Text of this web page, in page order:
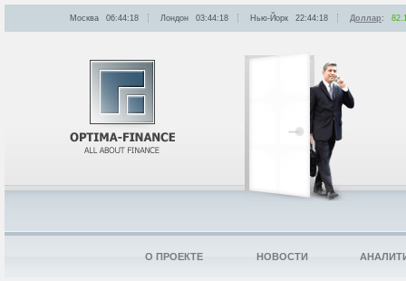
Москва 06:44:18 Лондон 03:44:18 Нью-Йорк 22:44:18 Доллар:
О ПРОЕКТЕ НОВОСТИ